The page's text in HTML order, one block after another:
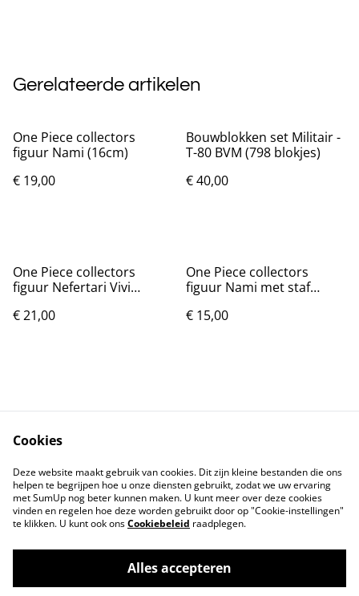
Gerelateerde artikelen
One Piece collectors
figuur Nami (16cm)
€ 19,00
Bouwblokken set Militair -
T-80 BVM (798 blokjes)
€ 40,00
One Piece collectors
figuur Nefertari Vivi
€ 21,00
One Piece collectors
figuur Nami met staf
€ 15,00
Contact
Voorwaarden
Privacybeleid
Cookiebeleid
©2026Markthuis Friesland
Cookies
Deze website maakt gebruik van cookies. Dit zijn kleine bestanden die ons
helpen te begrijpen hoe u onze diensten gebruikt, zodat we uw ervaring
met SumUp nog beter kunnen maken. U kunt meer over deze cookies
vinden en regelen hoe deze worden gebruikt door op "Cookie-instellingen"
te klikken. U kunt ook onsCookiebeleid raadplegen.
Alles accepteren